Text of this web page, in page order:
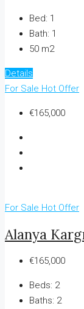
Bed: 1
Bath: 1
50 m2
Details
For Sale Hot Offer
€165,000
For Sale Hot Offer
Alanya
€165,000
Beds: 2
Baths: 2